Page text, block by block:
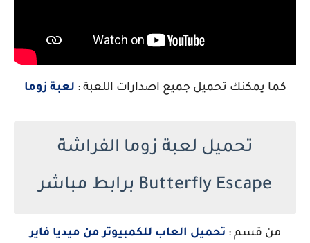
كما يمكنك تحميل جميع اصدارات اللعبة : لعبة زوما
تحميل لعبة زوما الفراشة
Butterfly Escape برابط مباشر
من قسم : تحميل العاب للكمبيوتر من ميديا فاير